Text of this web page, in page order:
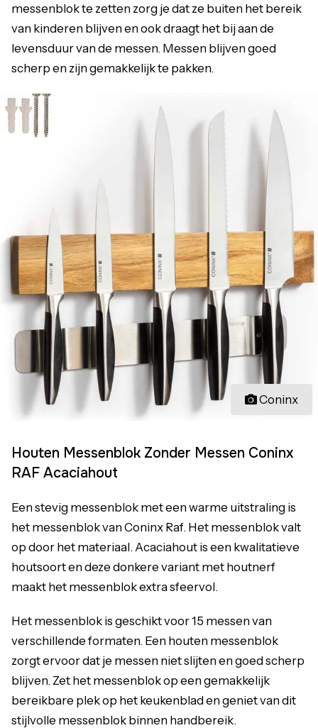
messenblok te zetten zorg je dat ze buiten het bereik
van kinderen blijven en ook draagt het bij aan de
levensduur van de messen. Messen blijven goed
scherp en zijn gemakkelijk te pakken.
Coninx
Houten Messenblok Zonder Messen Coninx
RAF Acaciahout
Een stevig messenblok met een warme uitstraling is
het messenblok van Coninx Raf. Het messenblok valt
op door het materiaal. Acaciahout is een kwalitatieve
houtsoort en deze donkere variant met houtnerf
maakt het messenblok extra sfeervol.
Het messenblok is geschikt voor 15 messen van
verschillende formaten. Een houten messenblok
zorgt ervoor dat je messen niet slijten en goed scherp
blijven. Zet het messenblok op een gemakkelijk
bereikbare plek op het keukenblad en geniet van dit
stijlvolle messenblok binnen handbereik.